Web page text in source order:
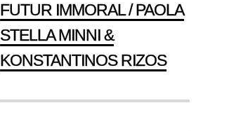
FUTUR IMMORAL / PAOLA
STELLA MINNI &
KONSTANTINOS RIZOS